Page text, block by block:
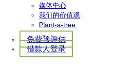
媒体中心
我们的价值观
Plant-a-tree
免费预评估
借款人登录